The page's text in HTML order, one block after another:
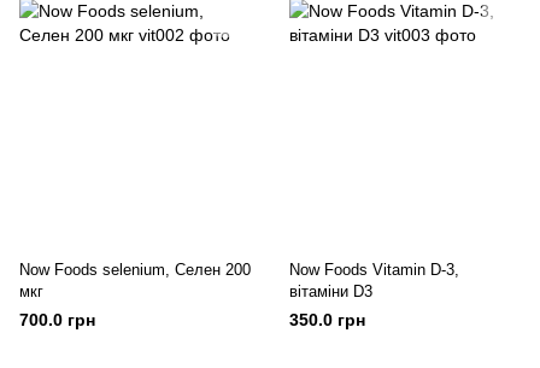
Now Foods selenium, Селен 200
мкг
700.0 грн
Now Foods Vitamin D-3,
вітаміни D3
350.0 грн